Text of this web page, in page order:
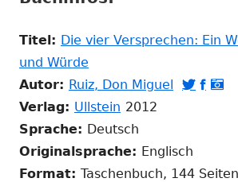
Titel: Die vier Versprechen: Ein
und Würde
neuem
Fenster
öffnen
Autor: Ruiz, Don Miguel
In
öffnen
 In
 In

Verlag: Ullstein In
neuem
Fenster
öffnen
2012
Sprache: Deutsch
Originalsprache: Englisch
Format: Taschenbuch, 144 Seiten